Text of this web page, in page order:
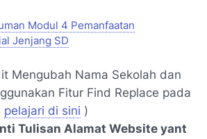
Modul 4 Pemanfaatan
Jenjang SD
Mengubah Nama Sekolah dan
Fitur Find Replace pada
pelajari di sini )
Tulisan Alamat Website yant